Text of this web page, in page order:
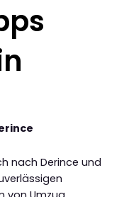
nach Derince und